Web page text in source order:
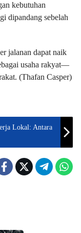
kebutuhan
dipandang sebelah
jalanan dapat naik
usaha rakyat—
(Thafan Casper)
Lokal: Antara